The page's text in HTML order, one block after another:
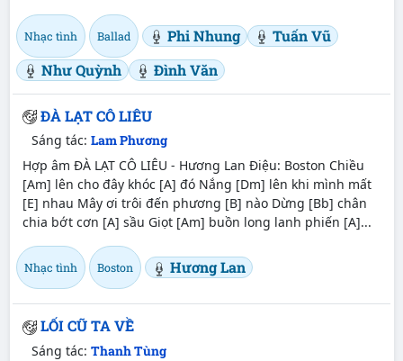
Nhạc tình Ballad Phi Nhung
Tuấn Vũ
Như Quỳnh
Đình Văn
ĐÀ LẠT CÔ LIÊU
Sáng tác: Lam Phương
Hợp âm ĐÀ LẠT CÔ LIÊU - Hương Lan Điệu: Boston Chiều
[Am] lên cho đây khóc [A] đó Nắng [Dm] lên khi mình mất
[E] nhau Mây ơi trôi đến phương [B] nào Dừng [Bb] chân
chia bớt cơn [A] sầu Giọt [Am] buồn long lanh phiến [A]...
Nhạc tình Boston Hương Lan
LỐI CŨ TA VỀ
Sáng tác: Thanh Tùng